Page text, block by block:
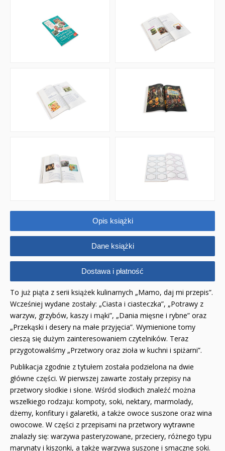
PROMOCJA ZESTAWY STARTOWE KAKADU
PORADNIKI
DLA DZIECI
Opis książki
Dane książki
Dostawa i płatność
To już piąta z serii książek kulinarnych „Mamo, daj mi przepis”.
Wcześniej wydane zostały: „Ciasta i ciasteczka”, „Potrawy z
warzyw, grzybów, kaszy i mąki”, „Dania mięsne i rybne” oraz
„Przekąski i desery na małe przyjęcia”. Wymienione tomy
cieszą się dużym zainteresowaniem czytelników. Teraz
przygotowaliśmy „Przetwory oraz zioła w kuchni i spiżarni”.
Publikacja zgodnie z tytułem została podzielona na dwie
główne części. W pierwszej zawarte zostały przepisy na
przetwory słodkie i słone. Wśród słodkich znaleźć można
wszelkiego rodzaju: kompoty, soki, nektary, marmolady,
dżemy, konfitury i galaretki, a także owoce suszone oraz wina
owocowe. W części z przepisami na przetwory wytrawne
znalazły się: warzywa pasteryzowane, przeciery, różnego typu
marynaty i kiszonki, a także warzywa suszone i smaczne soki.